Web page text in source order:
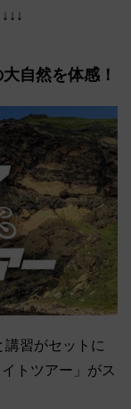
自然を体感！
講習がセットに
トツアー」がス